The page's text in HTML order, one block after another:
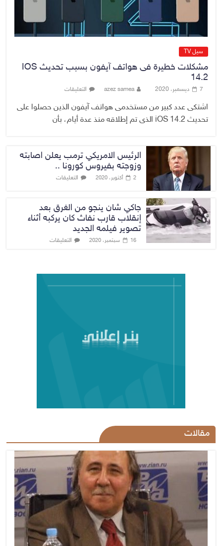
سيل TV
مشكلات خطيرة فى هواتف آيفون بسبب تحديث IOS
14.2
7 ديسمبر، 2020 azez samea التعليقات
اشتكى عدد كبير من مستخدمى هواتف آيفون الذين حصلوا على
تحديث iOS 14.2 الذى تم إطلاقه منذ عدة أيام، بأن
الرئيس الامريكي ترمب يعلن اصابته
وزوجته بفيروس كورونا ..
2 أكتوبر، 2020 التعليقات
جاكي شان ينجو من الغرق بعد
إنقلاب قارب نفاث كان يركبه أثناء
تصوير فيلمه الجديد
16 سبتمبر، 2020 التعليقات
مقالات